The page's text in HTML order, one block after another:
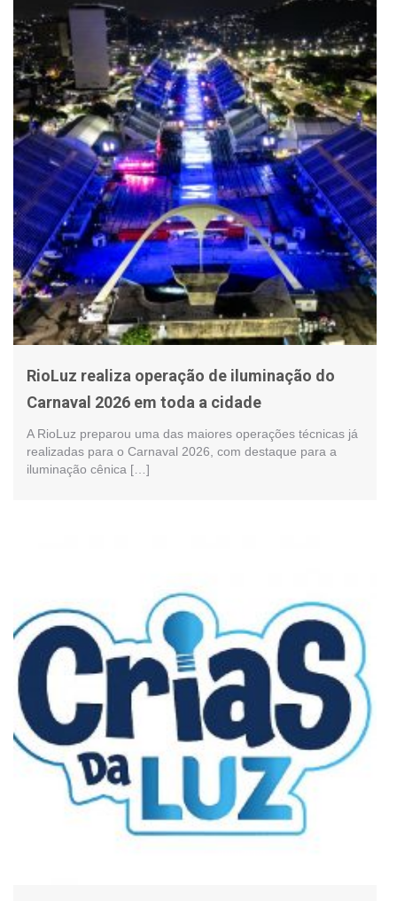
RioLuz realiza operação de iluminação do
Carnaval 2026 em toda a cidade
A RioLuz preparou uma das maiores operações técnicas já
realizadas para o Carnaval 2026, com destaque para a
iluminação cênica […]